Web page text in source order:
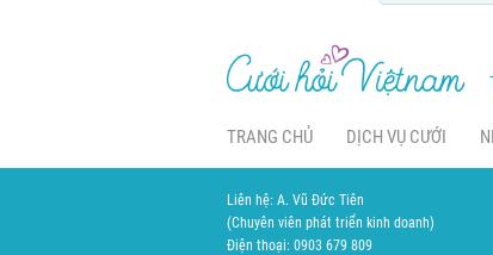
TRANG CHỦ DỊCH VỤ CƯỚI
Liên hệ: A. Vũ Đức Tiên
(Chuyên viên phát triển kinh doanh)
Điện thoại: 0903 679 809